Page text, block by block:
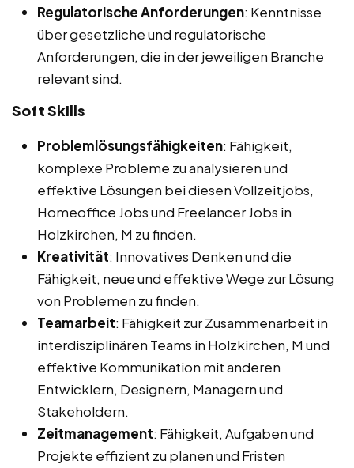
Regulatorische Anforderungen: Kenntnisse
über gesetzliche und regulatorische
Anforderungen, die in der jeweiligen Branche
relevant sind.
Soft Skills
Problemlösungsfähigkeiten: Fähigkeit,
komplexe Probleme zu analysieren und
effektive Lösungen bei diesen Vollzeitjobs,
Homeoffice Jobs und Freelancer Jobs in
Holzkirchen, M zu finden.
Kreativität: Innovatives Denken und die
Fähigkeit, neue und effektive Wege zur Lösung
von Problemen zu finden.
Teamarbeit: Fähigkeit zur Zusammenarbeit in
interdisziplinären Teams in Holzkirchen, M und
effektive Kommunikation mit anderen
Entwicklern, Designern, Managern und
Stakeholdern.
Zeitmanagement: Fähigkeit, Aufgaben und
Projekte effizient zu planen und Fristen